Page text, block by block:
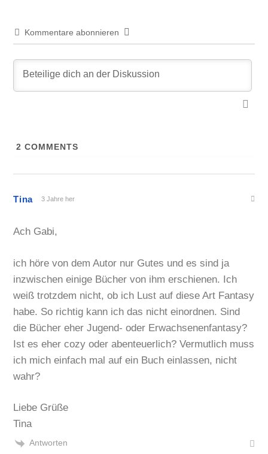
Kommentare abonnieren
2 COMMENTS
Tina 3 Jahre her
Ach Gabi,
ich höre von dem Autor nur Gutes und es sind ja
inzwischen einige Bücher von ihm erschienen. Ich
weiß trotzdem nicht, ob ich Lust auf diese Art Fantasy
habe. So richtig kann ich das nicht einordnen. Sind
die Bücher eher Jugend- oder Erwachsenenfantasy?
Ist es eher cozy oder abenteuerlich? Vermutlich muss
ich mich einfach mal auf ein Buch einlassen, nicht
wahr?
Liebe Grüße
Tina
Antworten